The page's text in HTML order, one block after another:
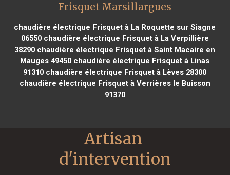
Frisquet Marsillargues
chaudière électrique Frisquet à La Roquette sur Siagne
06550chaudière électrique Frisquet à La Verpillière
38290 chaudière électrique Frisquet à Saint Macaire en
Mauges 49450 chaudière électrique Frisquet à Linas
91310 chaudière électrique Frisquet à Lèves 28300
chaudière électrique Frisquet à Verrières le Buisson
91370
Artisan
d'intervention